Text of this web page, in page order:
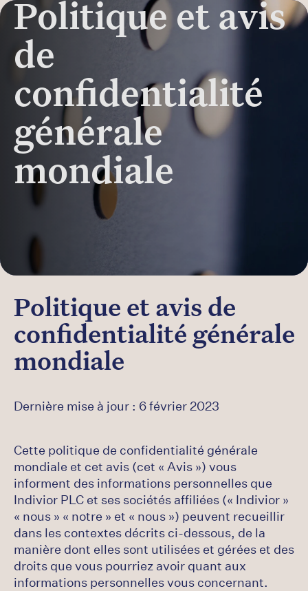
Politique et avis
de
confidentialité
générale
mondiale
Politique et avis de
confidentialité générale
mondiale
Dernière mise à jour : 6 février 2023
Cette politique de confidentialité générale
mondiale et cet avis (cet « Avis ») vous
informent des informations personnelles que
Indivior PLC et ses sociétés affiliées (« Indivior »
« nous » « notre » et « nous ») peuvent recueillir
dans les contextes décrits ci-dessous, de la
manière dont elles sont utilisées et gérées et des
droits que vous pourriez avoir quant aux
informations personnelles vous concernant.